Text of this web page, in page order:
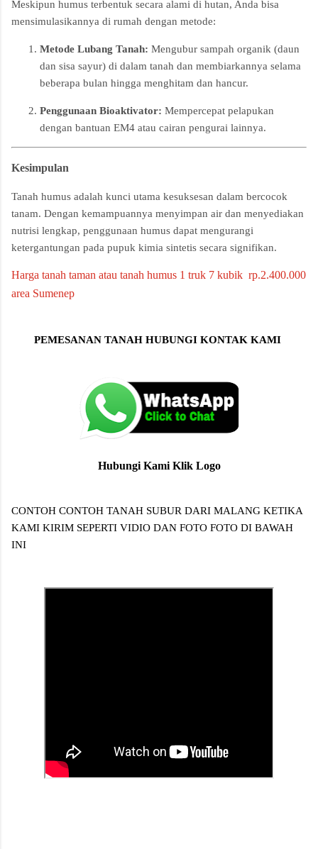
Meskipun humus terbentuk secara alami di hutan, Anda bisa
mensimulasikannya di rumah dengan metode:
Metode Lubang Tanah: Mengubur sampah organik (daun
dan sisa sayur) di dalam tanah dan membiarkannya selama
beberapa bulan hingga menghitam dan hancur.
Penggunaan Bioaktivator: Mempercepat pelapukan
dengan bantuan EM4 atau cairan pengurai lainnya.
Kesimpulan
Tanah humus adalah kunci utama kesuksesan dalam bercocok
tanam. Dengan kemampuannya menyimpan air dan menyediakan
nutrisi lengkap, penggunaan humus dapat mengurangi
ketergantungan pada pupuk kimia sintetis secara signifikan.
Harga tanah taman atau tanah humus 1 truk 7 kubik rp.2.400.000
area Sumenep
PEMESANAN TANAH HUBUNGI KONTAK KAMI
Hubungi Kami Klik Logo
CONTOH CONTOH TANAH SUBUR DARI MALANG KETIKA
KAMI KIRIM SEPERTI VIDIO DAN FOTO FOTO DI BAWAH
INI